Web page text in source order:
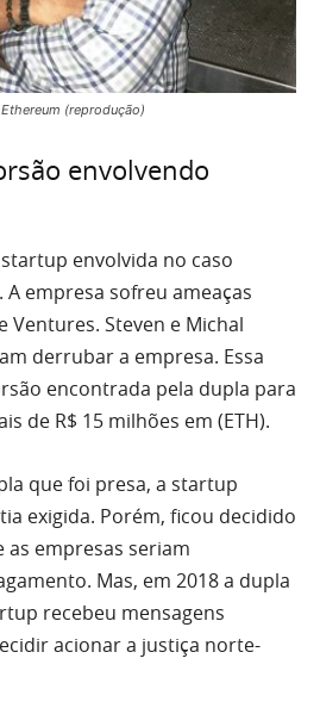
(reprodução)
envolvendo
envolvida no caso
empresa sofreu ameaças
Ventures. Steven e Michal
derrubar a empresa. Essa
encontrada pela dupla para
de R$ 15 milhões em (ETH).
que foi presa, a startup
exigida. Porém, ficou decidido
as empresas seriam
Mas, em 2018 a dupla
recebeu mensagens
acionar a justiça norte-